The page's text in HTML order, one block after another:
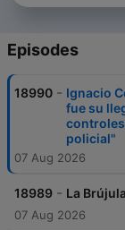
Episodes
18990 - Ignacio
fue su
policial"
07 Aug 2026
18989 - La
07 Aug 2026